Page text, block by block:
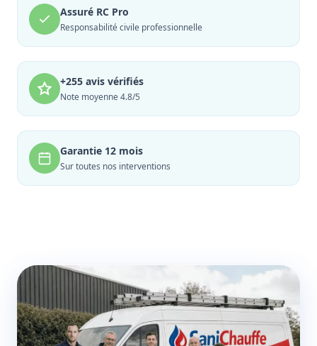
Assuré RC Pro
Responsabilité civile professionnelle
+255 avis vérifiés
Note moyenne 4.8/5
Garantie 12 mois
Sur toutes nos interventions